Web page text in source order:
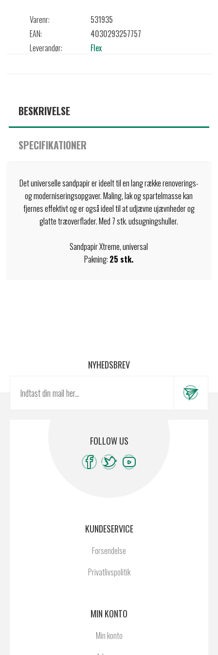
Varenr:
531935
EAN:
4030293257757
Leverandør:
Flex
BESKRIVELSE
SPECIFIKATIONER
Det universelle sandpapir er ideelt til en lang række renoverings-
og moderniseringsopgaver. Maling, lak og spartelmasse kan
fjernes effektivt og er også ideel til at udjævne ujævnheder og
glatte træoverflader. Med 7 stk. udsugningshuller.
Sandpapir Xtreme, universal
Pakning: 25 stk.
NYHEDSBREV
FOLLOW US
KUNDESERVICE
Forsendelse
Privatlivspolitik
MIN KONTO
Min konto